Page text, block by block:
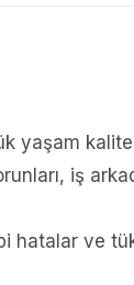
yaşam
iş
hatalar ve